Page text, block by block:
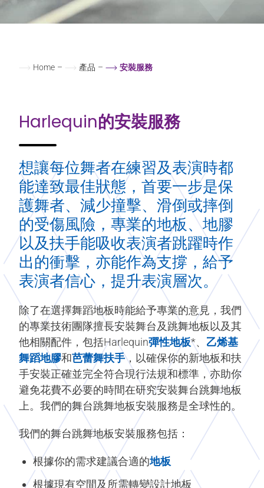
Home – 產品 – 安裝服務
Harlequin的安裝服務
想讓每位舞者在練習及表演時都
能達致最佳狀態，首要一步是保
護舞者、減少撞擊、滑倒或摔倒
的受傷風險，專業的地板、地膠
以及扶手能吸收表演者跳躍時作
出的衝擊，亦能作為支撐，給予
表演者信心，提升表演層次。
除了在選擇舞蹈地板時能給予專業的意見，我們
的專業技術團隊擅長安裝舞台及跳舞地板以及其
他相關配件，包括Harlequin彈性地板*、 乙烯基
舞蹈地膠和芭蕾舞扶手，以確保你的新地板和扶
手安裝正確並完全符合現行法規和標準，亦助你
避免花費不必要的時間在研究安裝舞台跳舞地板
上。我們的舞台跳舞地板安裝服務是全球性的。
我們的舞台跳舞地板安裝服務包括：
根據你的需求建議合適的地板
根據現有空間及所需轉變設計地板